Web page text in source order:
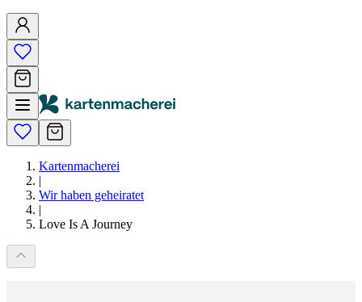
Kartenmacherei
|
Wir haben geheiratet
|
Love Is A Journey